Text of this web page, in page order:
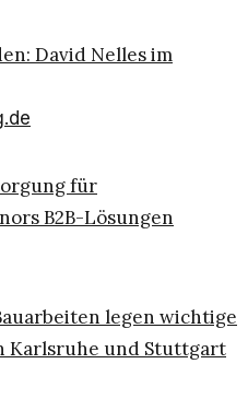
David Nelles im
für
B2B-Lösungen
legen wichtige
Karlsruhe und Stuttgart